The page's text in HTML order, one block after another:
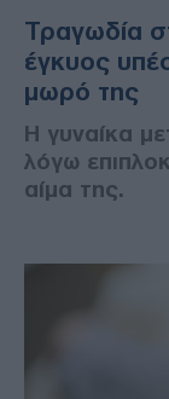
Τραγωδία
έγκυος
μωρό της
Η γυναίκα
λόγω
αίμα της.